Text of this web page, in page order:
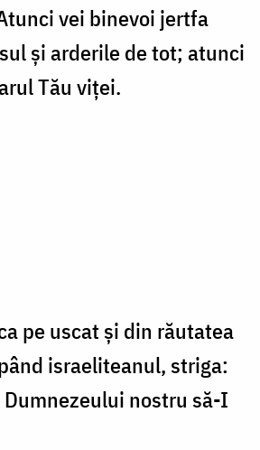
vei binevoi jertfa
și arderile de tot; atunci
Tău viței.
pe uscat și din rău­tatea
israeli­tea­­nul, striga:
nos­tru să-I